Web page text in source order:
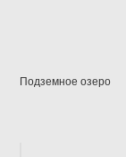
Подземное озеро